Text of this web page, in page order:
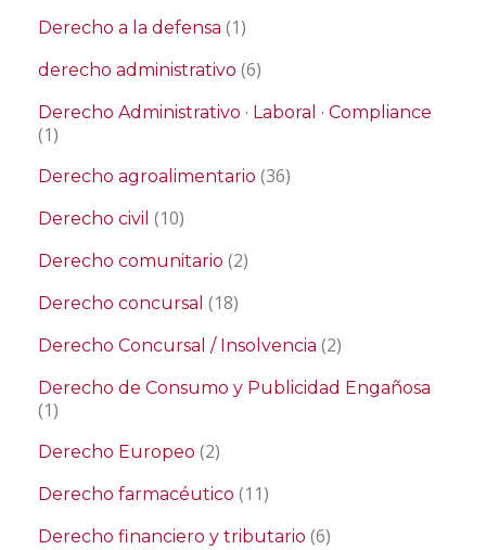
Derecho a la defensa (1)
derecho administrativo (6)
Derecho Administrativo · Laboral · Compliance
(1)
Derecho agroalimentario (36)
Derecho civil (10)
Derecho comunitario (2)
Derecho concursal (18)
Derecho Concursal / Insolvencia (2)
Derecho de Consumo y Publicidad Engañosa
(1)
Derecho Europeo (2)
Derecho farmacéutico (11)
Derecho financiero y tributario (6)